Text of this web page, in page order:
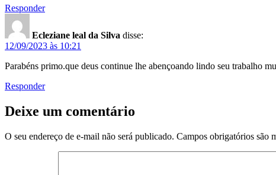
Responder
Ecleziane leal da Silva disse:
12/09/2023 às 10:21
Parabéns primo.que deus continue lhe abençoando lindo seu trabalho
Responder
Deixe um comentário
O seu endereço de e-mail não será publicado. Campos obrigatórios são